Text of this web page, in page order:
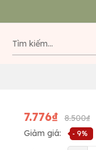
7.776₫
8.500₫
Giảm giá:
- 9%